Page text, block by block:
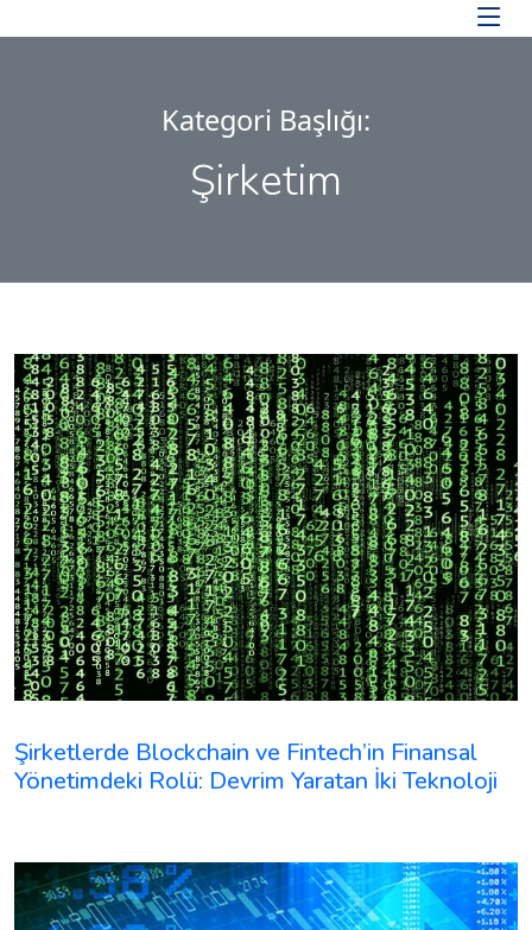
Kategori Başlığı:
Şirketim
Şirketlerde Blockchain ve Fintech’in Finansal
Yönetimdeki Rolü: Devrim Yaratan İki Teknoloji